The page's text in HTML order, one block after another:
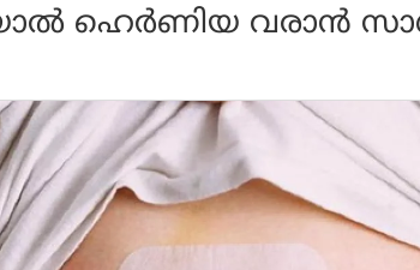
ഹെര്‍ണിയ വരാന്‍